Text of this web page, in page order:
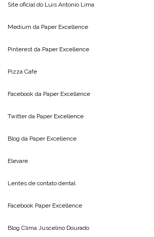
Site oficial do Luis Antonio Lima
Medium da Paper Excellence
Pinterest da Paper Excellence
Pizza Cafe
Facebook da Paper Excellence
Twitter da Paper Excellence
Blog da Paper Excellence
Elevare
Lentes de contato dental
Facebook Paper Excellence
Blog Clima Juscelino Dourado